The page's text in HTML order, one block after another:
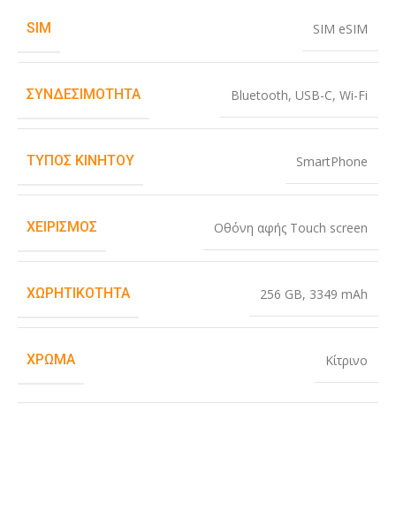
SIM SIM eSIM
ΣΥΝΔΕΣΙΜΌΤΗΤΑ Bluetooth, USB-C, Wi-Fi
ΤΎΠΟΣ ΚΙΝΗΤΟΎ SmartPhone
ΧΕΙΡΙΣΜΌΣ Οθόνη αφής Touch screen
ΧΩΡΗΤΙΚΌΤΗΤΑ 256 GB, 3349 mAh
ΧΡΏΜΑ Κίτρινο